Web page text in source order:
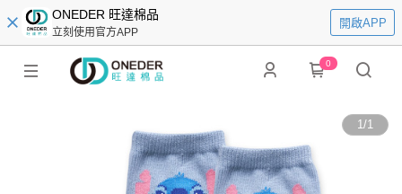
ONEDER 旺達棉品
立刻使用官方APP
開啟APP
0
1/1